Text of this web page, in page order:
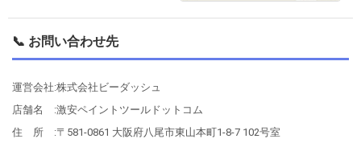
📞 お問い合わせ先
運営会社:株式会社ビーダッシュ
店舗名 :激安ペイントツールドットコム
住 所 :〒581-0861 大阪府八尾市東山本町1-8-7 102号室